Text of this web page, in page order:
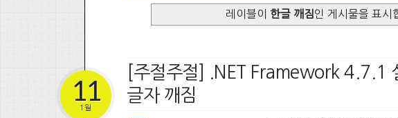
레이블이한글 깨짐인 게시물을 표시
[주절주절] .NET Framework 4.7.1
글자 깨짐
11
1월